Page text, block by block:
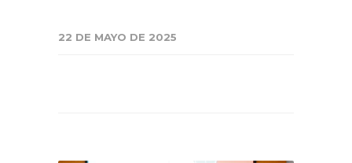
22 DE MAYO DE 2025